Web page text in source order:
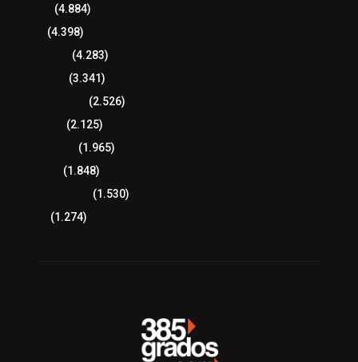
(4.884)
(4.398)
(4.283)
(3.341)
(2.526)
(2.125)
(1.965)
(1.848)
(1.530)
(1.274)